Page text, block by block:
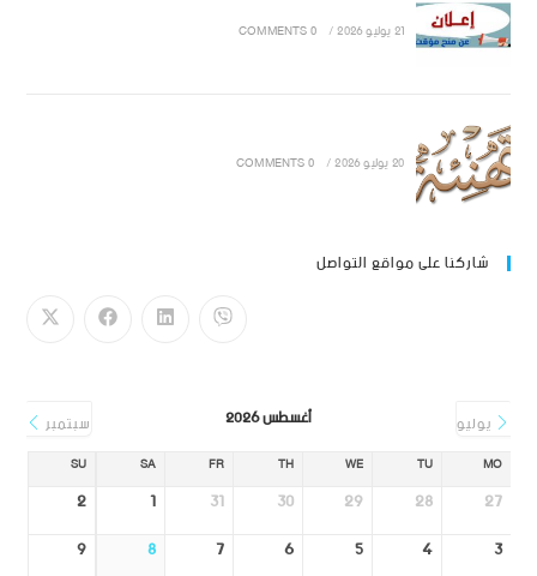
21 يوليو 2026 /
0 COMMENTS
20 يوليو 2026 /
0 COMMENTS
شاركنا على مواقع التواصل
يوليو أغسطس 2026 سبتمبر
MO
TU
WE
TH
FR
SA
SU
27
28
29
30
31
1
2
3
4
5
6
7
8
9